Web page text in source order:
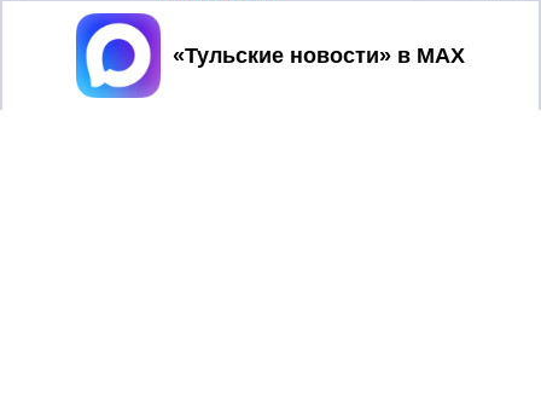
Принять